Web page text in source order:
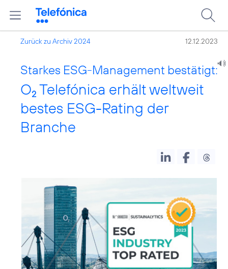
Zurück zu Archiv 2024 12.12.2023
Starkes ESG-Management bestätigt:
O2 Telefónica erhält weltweit
bestes ESG-Rating der
Branche